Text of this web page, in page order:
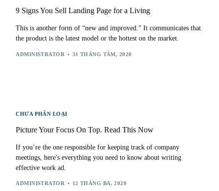
9 Signs You Sell Landing Page for a Living
This is another form of “new and improved.” It communicates that
the product is the latest model or the hottest on the market.
ADMINISTRATOR 31 THÁNG TÁM, 2020
CHƯA PHÂN LOẠI
Picture Your Focus On Top. Read This Now
If you’re the one responsible for keeping track of company
meetings, here's everything you need to know about writing
effective work ad.
ADMINISTRATOR 12 THÁNG BA, 2020